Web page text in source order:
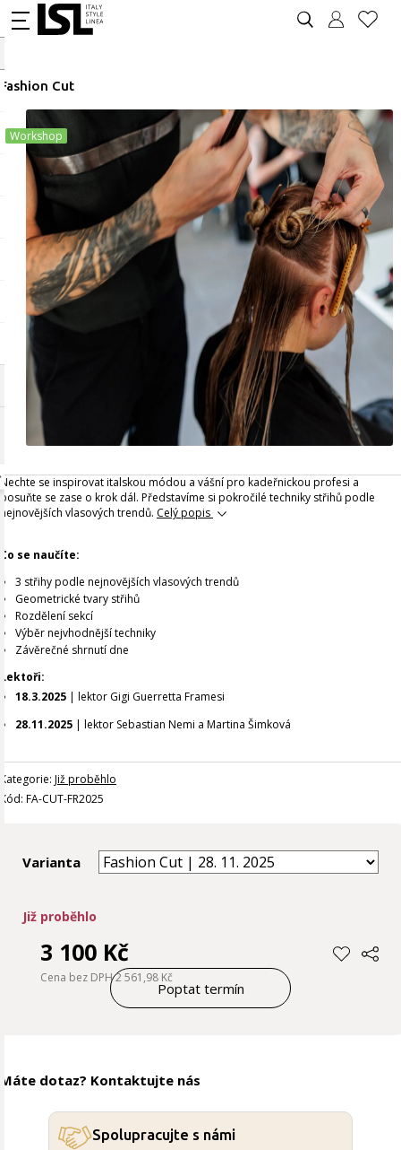
Fashion Cut
Workshop
Nechte se inspirovat italskou módou a vášní pro kadeřnickou profesi a
posuňte se zase o krok dál. Představíme si pokročilé techniky střihů podle
nejnovějších vlasových trendů. Celý popis
Co se naučíte:
3 střihy podle nejnovějších vlasových trendů
Geometrické tvary střihů
Rozdělení sekcí
Výběr nejvhodnější techniky
Závěrečné shrnutí dne
Lektoři:
18.3.2025 | lektor Gigi Guerretta Framesi
28.11.2025 | lektor Sebastian Nemi a Martina Šimková
Kategorie: Již proběhlo
Kód: FA-CUT-FR2025
Varianta
Již proběhlo
3 100 Kč
Cena bez DPH 2 561,98 Kč
Poptat termín
Máte dotaz? Kontaktujte nás
Spolupracujte s námi